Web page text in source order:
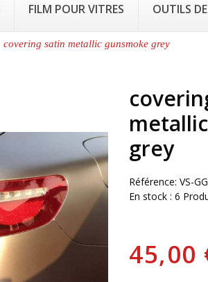
FILM POUR VITRES OUTILS
covering satin metallic gunsmoke grey
grey
Référence: VS-GG
En stock : 6
45,00